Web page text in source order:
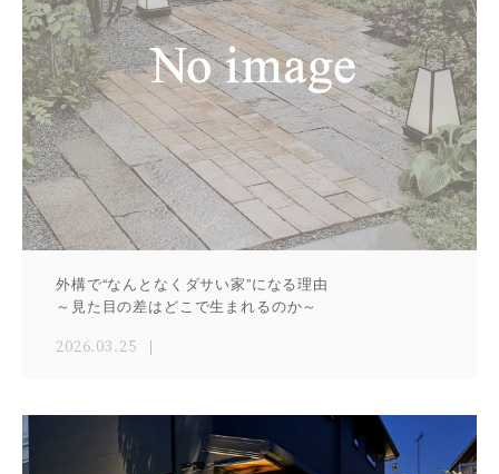
外構で“なんとなくダサい家”になる理由
～見た目の差はどこで生まれるのか～
2026.03.25